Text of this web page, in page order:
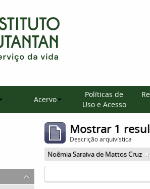
Acervo
Políticas de
Uso e Acesso
Mostrar 1
Descrição arquivística
Noêmia Saraiva de Mattos Cruz